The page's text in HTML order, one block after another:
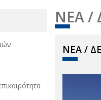
ΝΕΑ /
ΝΕΑ /
filter
στην